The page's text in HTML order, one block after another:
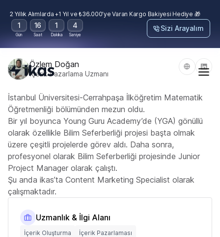
2 Yıllık Alımlarda +1 Yıl ve ₺36.000’ye Varan Kargo Bakiyesi Hediye 🎁
1
Gün
16
Saat
1
Dakika
4
Saniye
Sizi Arayalım
Özlem Doğan
İçerik Pazarlama Uzmanı
İstanbul Üniversitesi-Cerrahpaşa İlköğretim Matematik
Öğretmenliği bölümünden mezun oldu.
Bir yıl boyunca Young Guru Academy’de (YGA) gönüllü
olarak özellikle Bilim Seferberliği projesi başta olmak
üzere çeşitli projelerde görev aldı. Daha sonra,
profesyonel olarak Bilim Seferberliği projesinde Junior
Project Manager olarak çalıştı.
Şu anda ikas’ta Content Marketing Specialist olarak
çalışmaktadır.
Uzmanlık & İlgi Alanı
İçerik Oluşturma İçerik Pazarlaması